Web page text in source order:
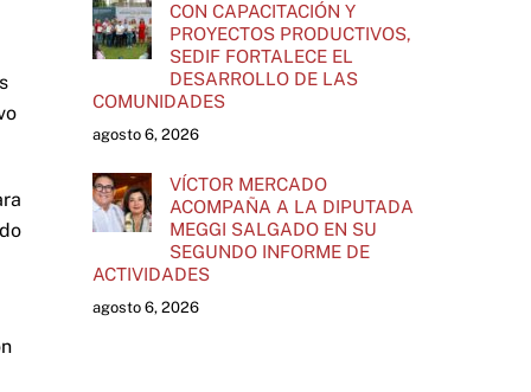
CON CAPACITACIÓN Y
PROYECTOS PRODUCTIVOS,
SEDIF FORTALECE EL
DESARROLLO DE LAS
COMUNIDADES
agosto 6, 2026
VÍCTOR MERCADO
ACOMPAÑA A LA DIPUTADA
MEGGI SALGADO EN SU
SEGUNDO INFORME DE
ACTIVIDADES
agosto 6, 2026